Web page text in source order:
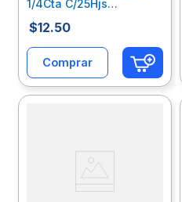
1/4Cta C/25Hjs
$12.50
Comprar